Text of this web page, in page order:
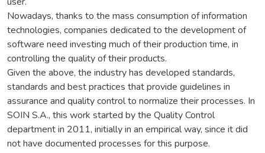
Nowadays, thanks to the mass consumption of information
technologies, companies dedicated to the development of
software need investing much of their production time, in
controlling the quality of their products.
Given the above, the industry has developed standards,
standards and best practices that provide guidelines in
assurance and quality control to normalize their processes. In
SOIN S.A., this work started by the Quality Control
department in 2011, initially in an empirical way, since it did
not have documented processes for this purpose.